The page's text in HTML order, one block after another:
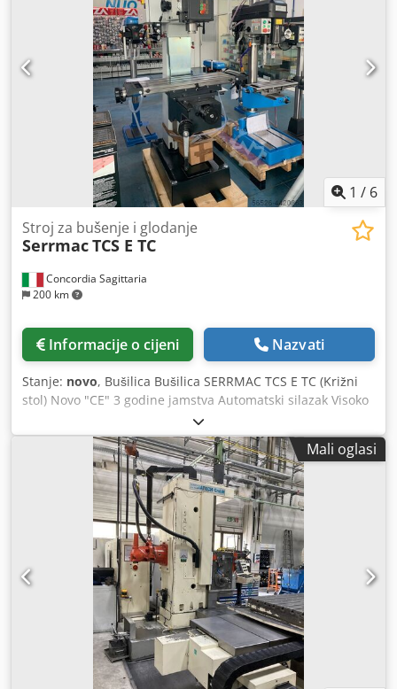
stol - Vreteno za zatezanje navoja - Uređaj za rezanje
navoja - Automatski posmak vretena - LED svjetlo stroja -
Okretni stol - Ručno fino uvlačenje - Uređaj za rashladno
sredstvo - Zaštitna navlaka podesiva po visini - Zaštita
vretena osigurana graničnim prekidačem
1 / 6
Concordia Sagittaria
200 km
Stroj za bušenje i glodanje
SerrmacTCS E TC
Informacije o cijeni Nazvati
Stanje: novo, Bušilica Bušilica SERRMAC TCS E TC (Križni
stol) Novo "CE" 3 godine jamstva Automatski silazak Visoko
efikasni prijenos i elektronički varijator brzine od
vektorskog pretvarača. Sustav hlađenja alata Navoj pomoću
pretvarača i digitalni tahometar Navojna osovina vretena
za stezanje alata CM4 Stol križa mm 800 x 255 Kapacitet
bušenja na čeliku R50 mm ø 50 Kapacitet točenja na čeliku
R50 mm M 26 CM4 Konus vretena Konusni vreteno mm
145 145 Promjer čahure vretena mm 72 Automatsko
spuštanje okretaja 3 brzina: 0,05 - 0,1 - 0,2 Automatsko
spuštanje s elektrom. kvačilo. 3 brzine: 0,05 - 0,1 - 0,2 mm /
ok. Prizmatični stolni križni stol Inverter Prijenos I Brzina
vrtnje okretaja 45 - 2150 Snaga motora (380 V - 50 Hz) kW 3
T-utor veličina mm 14 14 Presjek stola: dugotrajni. X osa
ručni mm 585 Križni stol: ručni poprečni hod Y osi mm 240
Dimenzije (hxwxd) stupac mm 1,986 x 1,340 x 1,280 Težina
Kg 780 Dkjdpfjfh Si Uex Akqsr
Mali oglasi